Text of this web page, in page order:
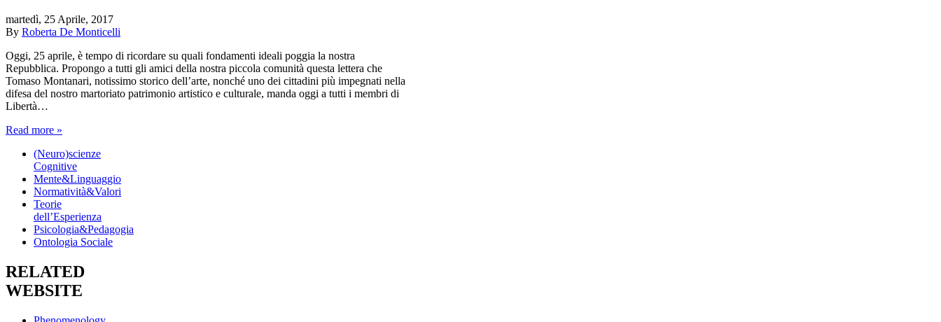
martedì, 25 Aprile, 2017
By Roberta De Monticelli
Oggi, 25 aprile, è tempo di ricordare su quali fondamenti ideali poggia la nostra
Repubblica. Propongo a tutti gli amici della nostra piccola comunità questa lettera che
Tomaso Montanari, notissimo storico dell’arte, nonché uno dei cittadini più impegnati nella
difesa del nostro martoriato patrimonio artistico e culturale, manda oggi a tutti i membri di
Libertà…
Read more »
(Neuro)scienze
Cognitive
Mente&Linguaggio
Normatività&Valori
Teorie
dell’Esperienza
Psicologia&Pedagogia
Ontologia Sociale
RELATED
WEBSITE